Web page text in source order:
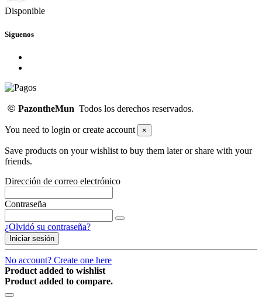
Disponible
Síguenos
© PazontheMun Todos los derechos reservados.
You need to login or create account ×
Save products on your wishlist to buy them later or share with your
friends.
Dirección de correo electrónico
Contraseña
¿Olvidó su contraseña?
Iniciar sesión
No account? Create one here
Product added to wishlist
Product added to compare.